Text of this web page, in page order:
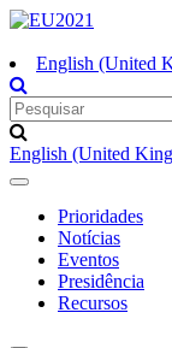
English (United
English (United
Toggle
navigationPrioridades
Notícias
Eventos
Presidência
Recursos